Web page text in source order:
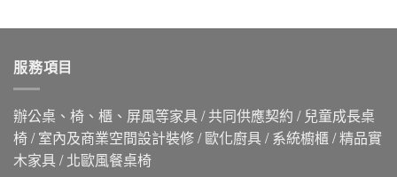
服務項目
辦公桌、椅、櫃、屏風等家具 / 共同供應契約 / 兒童成長桌
椅 / 室內及商業空間設計裝修 / 歐化廚具 / 系統櫥櫃 / 精品實
木家具 / 北歐風餐桌椅